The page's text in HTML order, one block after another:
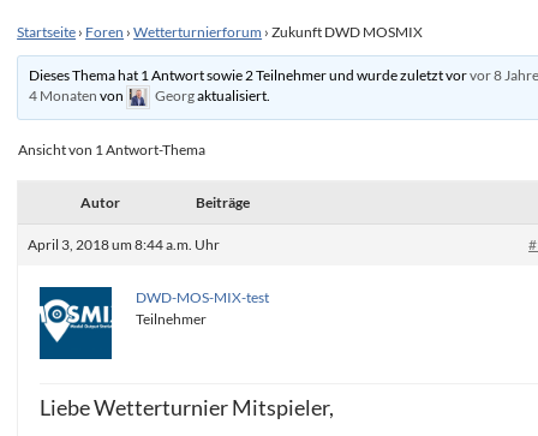
Startseite › Foren › Wetterturnierforum › Zukunft DWD MOSMIX
Dieses Thema hat 1 Antwort sowie 2 Teilnehmer und wurde zuletzt vorvor 8
4 Monaten von Georgaktualisiert.
Ansicht von 1 Antwort-Thema
Autor Beiträge
April 3, 2018 um 8:44 a.m. Uhr
DWD-MOS-MIX-test
Teilnehmer
Liebe Wetterturnier Mitspieler,